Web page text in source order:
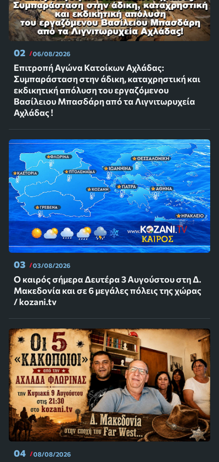
02 06/08/2026
Επιτροπή Αγώνα Κατοίκων Αχλάδας:
Συμπαράσταση στην άδικη, καταχρηστική και
εκδικητική απόλυση του εργαζόμενου
Βασίλειου Μπασδάρη από τα Λιγνιτωρυχεία
Αχλάδας !
03 03/08/2026
Ο καιρός σήμερα Δευτέρα 3 Αυγούστου στη Δ.
Μακεδονία και σε 6 μεγάλες πόλεις της χώρας
/ kozani.tv
04 08/08/2026